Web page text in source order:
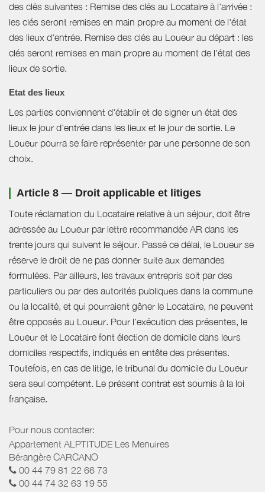
des clés suivantes : Remise des clés au Locataire à l'arrivée :
les clés seront remises en main propre au moment de l'état
des lieux d'entrée. Remise des clés au Loueur au départ : les
clés seront remises en main propre au moment de l'état des
lieux de sortie.
Etat des lieux
Les parties conviennent d'établir et de signer un état des
lieux le jour d'entrée dans les lieux et le jour de sortie. Le
Loueur pourra se faire représenter par une personne de son
choix.
Article 8 — Droit applicable et litiges
Toute réclamation du Locataire relative à un séjour, doit être
adressée au Loueur par lettre recommandée AR dans les
trente jours qui suivent le séjour. Passé ce délai, le Loueur se
réserve le droit de ne pas donner suite aux demandes
formulées. Par ailleurs, les travaux entrepris soit par des
particuliers ou par des autorités publiques dans la commune
ou la localité, et qui pourraient gêner le Locataire, ne peuvent
être opposés au Loueur. Pour l’exécution des présentes, le
Loueur et le Locataire font élection de domicile dans leurs
domiciles respectifs, indiqués en entête des présentes.
Toutefois, en cas de litige, le tribunal du domicile du Loueur
sera seul compétent. Le présent contrat est soumis à la loi
française.
Pour nous contacter:
Appartement ALPTITUDE Les Menuires
Bérangère CARCANO
00 44 79 81 22 66 73
00 44 74 32 63 19 55